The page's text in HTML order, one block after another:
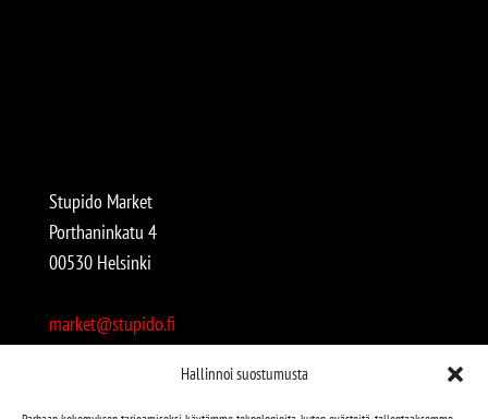
Hallinnoi suostumusta
Stupido Market
Porthaninkatu 4
00530 Helsinki
market@stupido.fi